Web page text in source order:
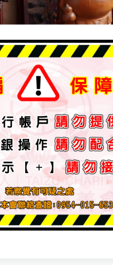
工作室．陰氣重」
2022 年 3 月 14 日